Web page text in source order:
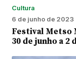
Cultura
6 de junho de 2023
Festival Metso
30 de junho a 2